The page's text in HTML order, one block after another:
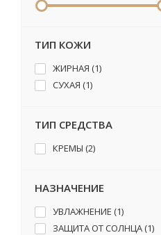
ТИП КОЖИ
ЖИРНАЯ (1)
СУХАЯ (1)
ТИП СРЕДСТВА
КРЕМЫ (2)
НАЗНАЧЕНИЕ
УВЛАЖНЕНИЕ (1)
ЗАЩИТА ОТ СОЛНЦА (1)